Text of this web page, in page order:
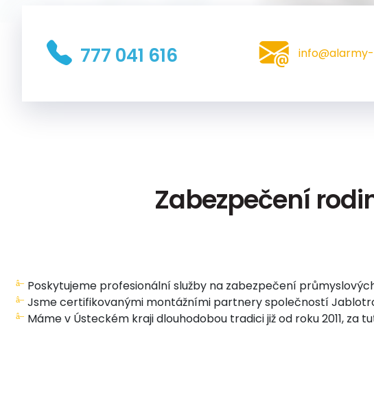
777 041 616
Zabezpečení
Poskytujeme profesionální služby na zabezpečení
Jsme certifikovanými montážními partnery společností
Máme v Ústeckém kraji dlouhodobou tradici již od roku 2011,